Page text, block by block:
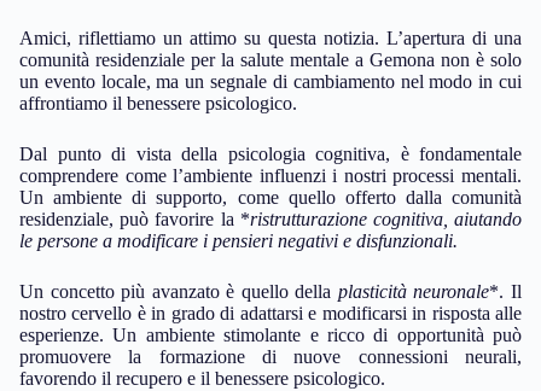
Amici, riflettiamo un attimo su questa notizia. L’apertura di una
comunità residenziale per la salute mentale a Gemona non è solo
un evento locale, ma un segnale di cambiamento nel modo in cui
affrontiamo il benessere psicologico.
Dal punto di vista della psicologia cognitiva, è fondamentale
comprendere come l’ambiente influenzi i nostri processi mentali.
Un ambiente di supporto, come quello offerto dalla comunità
residenziale, può favorire la *ristrutturazione cognitiva, aiutando
le persone a modificare i pensieri negativi e disfunzionali.
Un concetto più avanzato è quello della plasticità neuronale*. Il
nostro cervello è in grado di adattarsi e modificarsi in risposta alle
esperienze. Un ambiente stimolante e ricco di opportunità può
promuovere la formazione di nuove connessioni neurali,
favorendo il recupero e il benessere psicologico.